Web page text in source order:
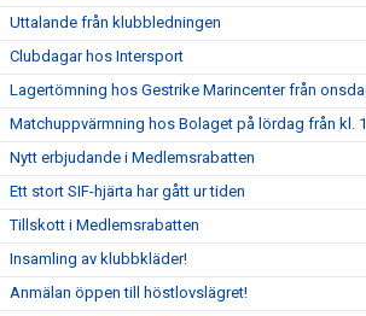
Uttalande från klubbledningen
Clubdagar hos Intersport
Lagertömning hos Gestrike Marincenter från
Matchuppvärmning hos Bolaget på lördag från kl.
Nytt erbjudande i Medlemsrabatten
Ett stort SIF-hjärta har gått ur tiden
Tillskott i Medlemsrabatten
Insamling av klubbkläder!
Anmälan öppen till höstlovslägret!